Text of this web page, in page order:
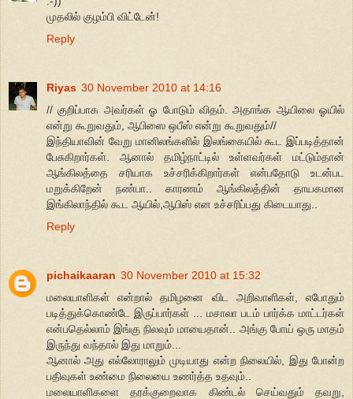
முதலில் குழம்பி விட்டேன்!
Reply
Riyas 30 November 2010 at 14:16
// குறிப்பாக அவர்கள் ஓ போடும் விதம். அதாங்க ஆயிலை ஓயில்
என்று கூறுவதும், ஆபிஸை ஒபீஸ் என்று கூறுவதும்//
இந்தியாவின் வேறு மானிலங்களில் இலங்கையில் கூட இப்படித்தான்
பேசுகிறார்கள். ஆனால் தமிழ்நாட்டில் உள்ளவர்கள் மட்டும்தான்
ஆங்கிலத்தை சரியாக உச்சரிக்கிறார்கள் என்பதோடு உடன்பட
மறுக்கிறேன் நண்பா.. காரணம் ஆங்கிலத்தின் தாயகமான
இங்கிலாந்தில் கூட ஆயில்,ஆபிஸ் என உச்சரிப்பது கிடையாது..
Reply
pichaikaaran 30 November 2010 at 15:32
மலையாளிகள் என்றால் தமிழனை விட அறிவாளிகள், எபோதும்
படித்துக்கொண்டே இருப்பார்கள் ... மசாலா படம் பார்க்க மாட்டர்கள்
என்பதெல்லாம் இங்கு நிலவும் மாயைதான்.. அங்கு போய் ஒரு மாதம்
இருந்து வந்தால் இது மாறும்...
ஆனால் அது எல்லோராலும் முடியாது என்ற நிலையில், இது போன்ற
பதிவுகள் உண்மை நிலையை உணர்த்த உதவும்..
மலையாளிகளை தரக்குறைவாக கிண்டல் செய்வதும் தவறு,